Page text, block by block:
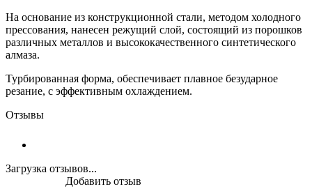
На основание из конструкционной стали, методом холодного
прессования, нанесен режущий слой, состоящий из порошков
различных металлов и высококачественного синтетического
алмаза.
Турбированная форма, обеспечивает плавное безударное
резание, с эффективным охлаждением.
Отзывы
Загрузка отзывов...
Добавить отзыв